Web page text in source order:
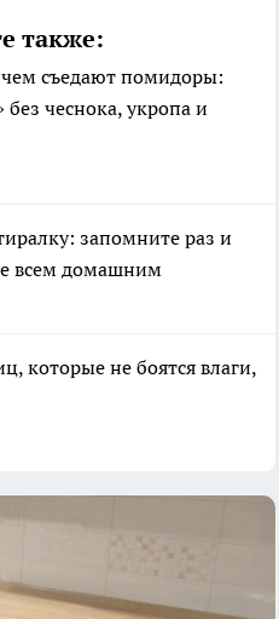
также:
съедают помидоры:
чеснока, укропа и
запомните раз и
всем домашним
которые не боятся влаги,